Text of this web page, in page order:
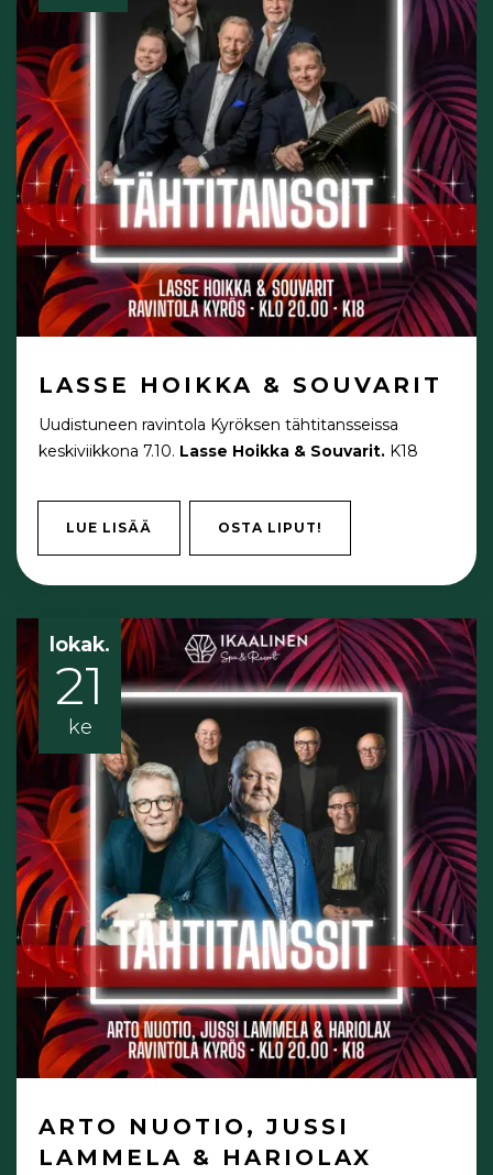
LASSE HOIKKA & SOUVARIT
Uudistuneen ravintola Kyröksen tähtitansseissa
keskiviikkona 7.10. Lasse Hoikka & Souvarit. K18
LUE LISÄÄ OSTA LIPUT!
lokak.
21
ke
ARTO NUOTIO, JUSSI
LAMMELA & HARIOLAX